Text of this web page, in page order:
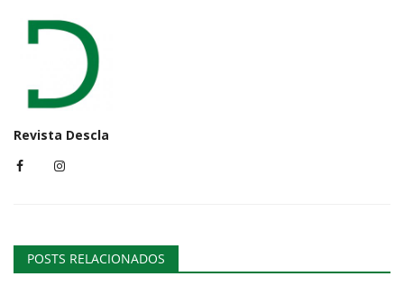
Revista Descla
POSTS RELACIONADOS